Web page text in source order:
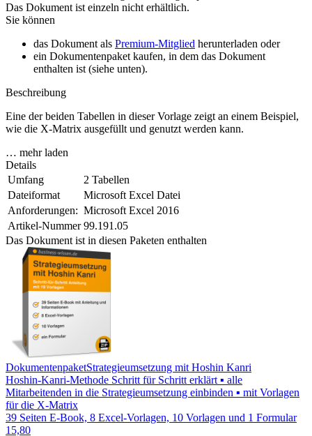
Das Dokument ist einzeln nicht erhältlich.
Sie können
das Dokument als Premium-Mitglied herunterladen oder
ein Dokumentenpaket kaufen, in dem das Dokument
enthalten ist (siehe unten).
Beschreibung
Eine der beiden Tabellen in dieser Vorlage zeigt an einem Beispiel,
wie die X-Matrix ausgefüllt und genutzt werden kann.
… mehr laden
Details
Umfang
2 Tabellen
Dateiformat
Microsoft Excel Datei
Anforderungen: Microsoft Excel 2016
Artikel-Nummer 99.191.05
Das Dokument ist in diesen Paketen enthalten
DokumentenpaketStrategieumsetzung mit Hoshin Kanri
Hoshin-Kanri-Methode Schritt für Schritt erklärt ▪ alle
Mitarbeitenden in die Strategieumsetzung einbinden ▪ mit Vorlagen
für die X-Matrix
39 Seiten E-Book, 8 Excel-Vorlagen, 10 Vorlagen und 1 Formular
15,80